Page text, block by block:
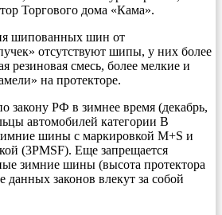
Торгового дома «Кама».
шипованных шин от
отсутствуют шипы, у них более
резиновая смесь, более мелкие и
на протекторе.
закону РФ в зимнее время (декабрь,
автомобилей категории В
шины с маркировкой М+S и
(3PMSF). Еще запрещается
зимние шины (высота протектора
законов влекут за собой